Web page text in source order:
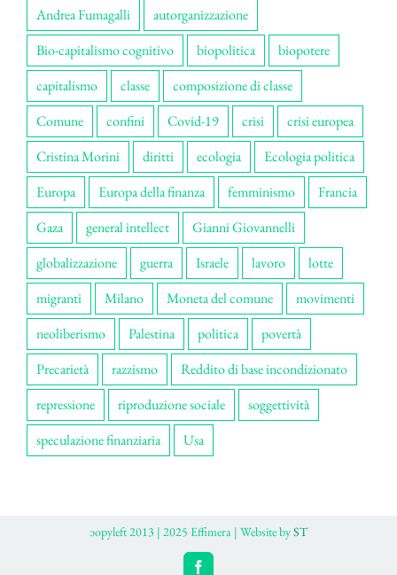
Andrea Fumagalli
autorganizzazione
Bio-capitalismo cognitivo
biopolitica
biopotere
capitalismo
classe
composizione di classe
Comune
confini Covid-19 crisi
crisi europea
Cristina Morini
diritti ecologia
Ecologia politica
Europa
Europa della finanza femminismo
Francia
Gaza
general intellect
Gianni Giovannelli
globalizzazione
guerra Israele lavoro
lotte
migranti
Milano Moneta del comune
movimenti
neoliberismo
Palestina politica
povertà
Precarietà
razzismo
Reddito di base incondizionato
repressione
riproduzione sociale
soggettività
speculazione finanziaria
Usa
ɔopyleft 2013 | 2025 Effimera | Website byST